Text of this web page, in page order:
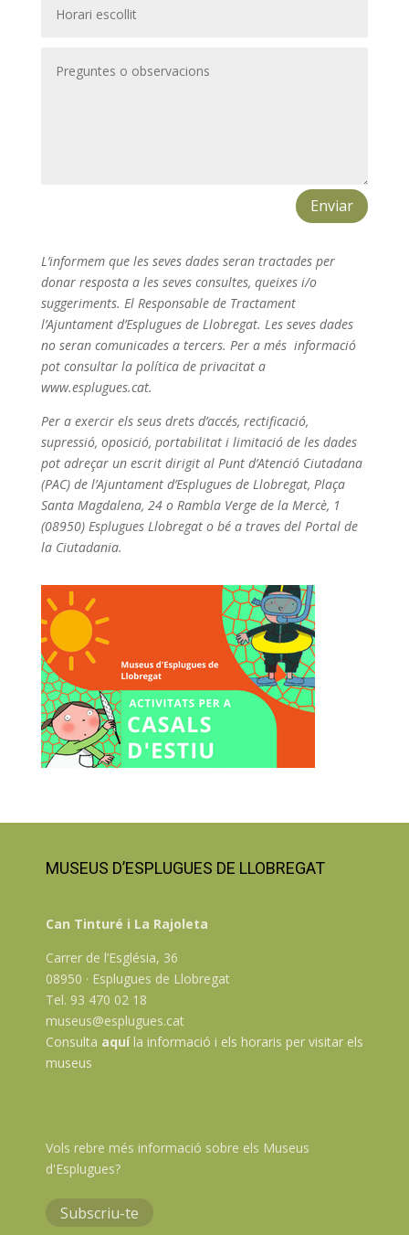
Enviar
L’informem que les seves dades seran tractades per
donar resposta a les seves consultes, queixes i/o
suggeriments. El Responsable de Tractament
l’Ajuntament d’Esplugues de Llobregat. Les seves dades
no seran comunicades a tercers. Per a més informació
pot consultar la política de privacitat a
www.esplugues.cat.
Per a exercir els seus drets d’accés, rectificació,
supressió, oposició, portabilitat i limitació de les dades
pot adreçar un escrit dirigit al Punt d’Atenció Ciutadana
(PAC) de l’Ajuntament d’Esplugues de Llobregat, Plaça
Santa Magdalena, 24 o Rambla Verge de la Mercè, 1
(08950) Esplugues Llobregat o bé a traves del Portal de
la Ciutadania.
MUSEUS D’ESPLUGUES DE LLOBREGAT
Can Tinturé i La Rajoleta
Carrer de l’Església, 36
08950 · Esplugues de Llobregat
Tel. 93 470 02 18
museus@esplugues.cat
Consulta aquíla informació i els horaris per visitar els
museus
Vols rebre més informació sobre els Museus
d'Esplugues?
Subscriu-te